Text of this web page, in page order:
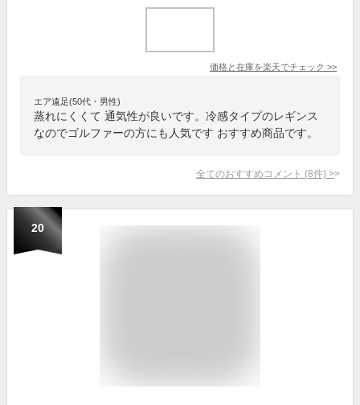
価格と在庫を楽天でチェック >>
エア遠足(50代・男性)
蒸れにくくて 通気性が良いです。冷感タイプのレギンス
なのでゴルファーの方にも人気です おすすめ商品です。
全てのおすすめコメント (8件) >
20